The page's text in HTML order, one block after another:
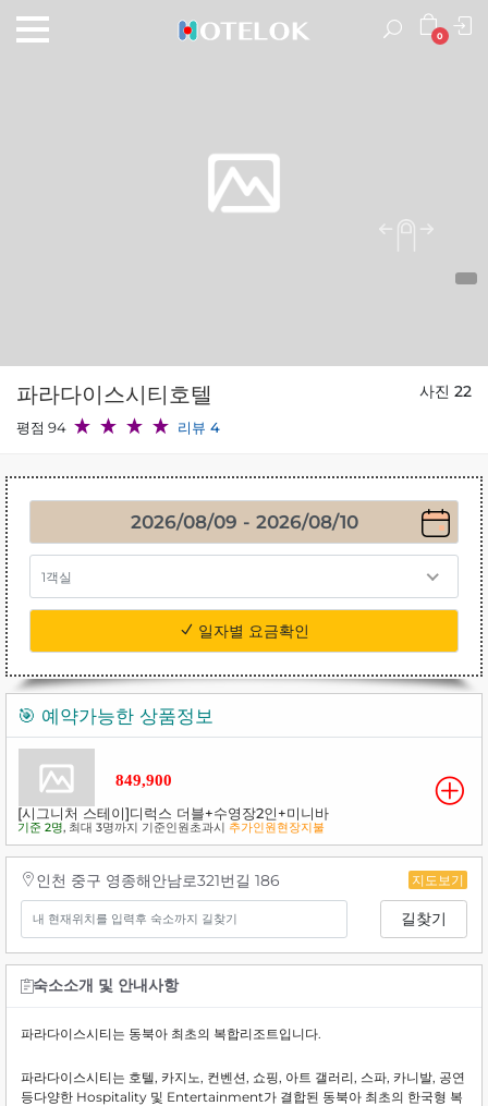
파라다이스시티호텔
평점 94 리뷰 4
사진 22
1객실
일자별 요금확인
🎯 예약가능한 상품정보
849,900
[시그니처 스테이]디럭스 더블+수영장2인+미니바
기준 2명, 최대 3명까지 기준인원초과시 추가인원현장지불
인천 중구 영종해안남로321번길 186 지도보기
길찾기
숙소소개 및 안내사항
파라다이스시티는 동북아 최초의 복합리조트입니다.
파라다이스시티는 호텔, 카지노, 컨벤션, 쇼핑, 아트 갤러리, 스파, 카니발, 공연
등다양한 Hospitality 및 Entertainment가 결합된 동북아 최초의 한국형 복
0